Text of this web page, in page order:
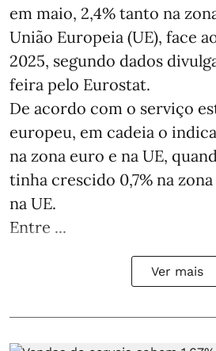
em maio, 2,4% tanto na
União Europeia (UE), face
2025, segundo dados
feira pelo Eurostat.
De acordo com o serviço
europeu, em cadeia o
na zona euro e na UE,
tinha crescido 0,7% na
na UE.
Entre ...
Ver mais